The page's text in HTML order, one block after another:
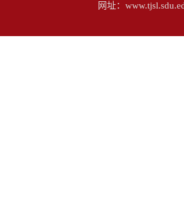
网址：